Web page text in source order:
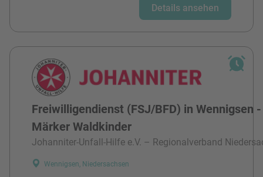
Details ansehen
Freiwilligendienst (FSJ/BFD) in Wennigsen
Märker Waldkinder
Johanniter-Unfall-Hilfe e.V. – Regionalverband
Wennigsen, Niedersachsen